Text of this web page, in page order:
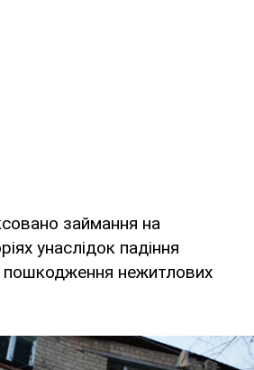
займання на
унаслідок падіння
нежитлових